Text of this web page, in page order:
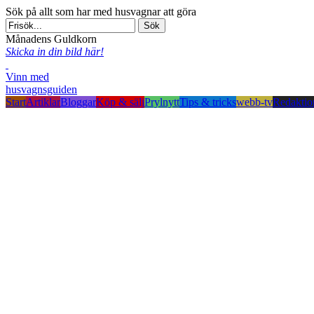
Sök på allt som har med husvagnar att göra
Månadens Guldkorn
Skicka in din bild här!
Vinn med
husvagnsguiden
StartArtiklarBloggarKöp & säljPrylnyttTips & trickswebb-tv